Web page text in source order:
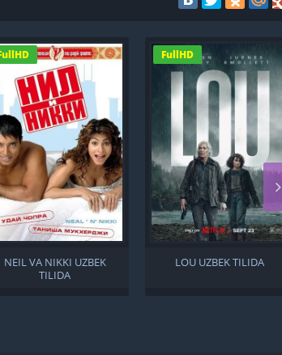
NEIL VA NIKKI UZBEK
TILIDA
FullHD
LOU UZBEK TILIDA